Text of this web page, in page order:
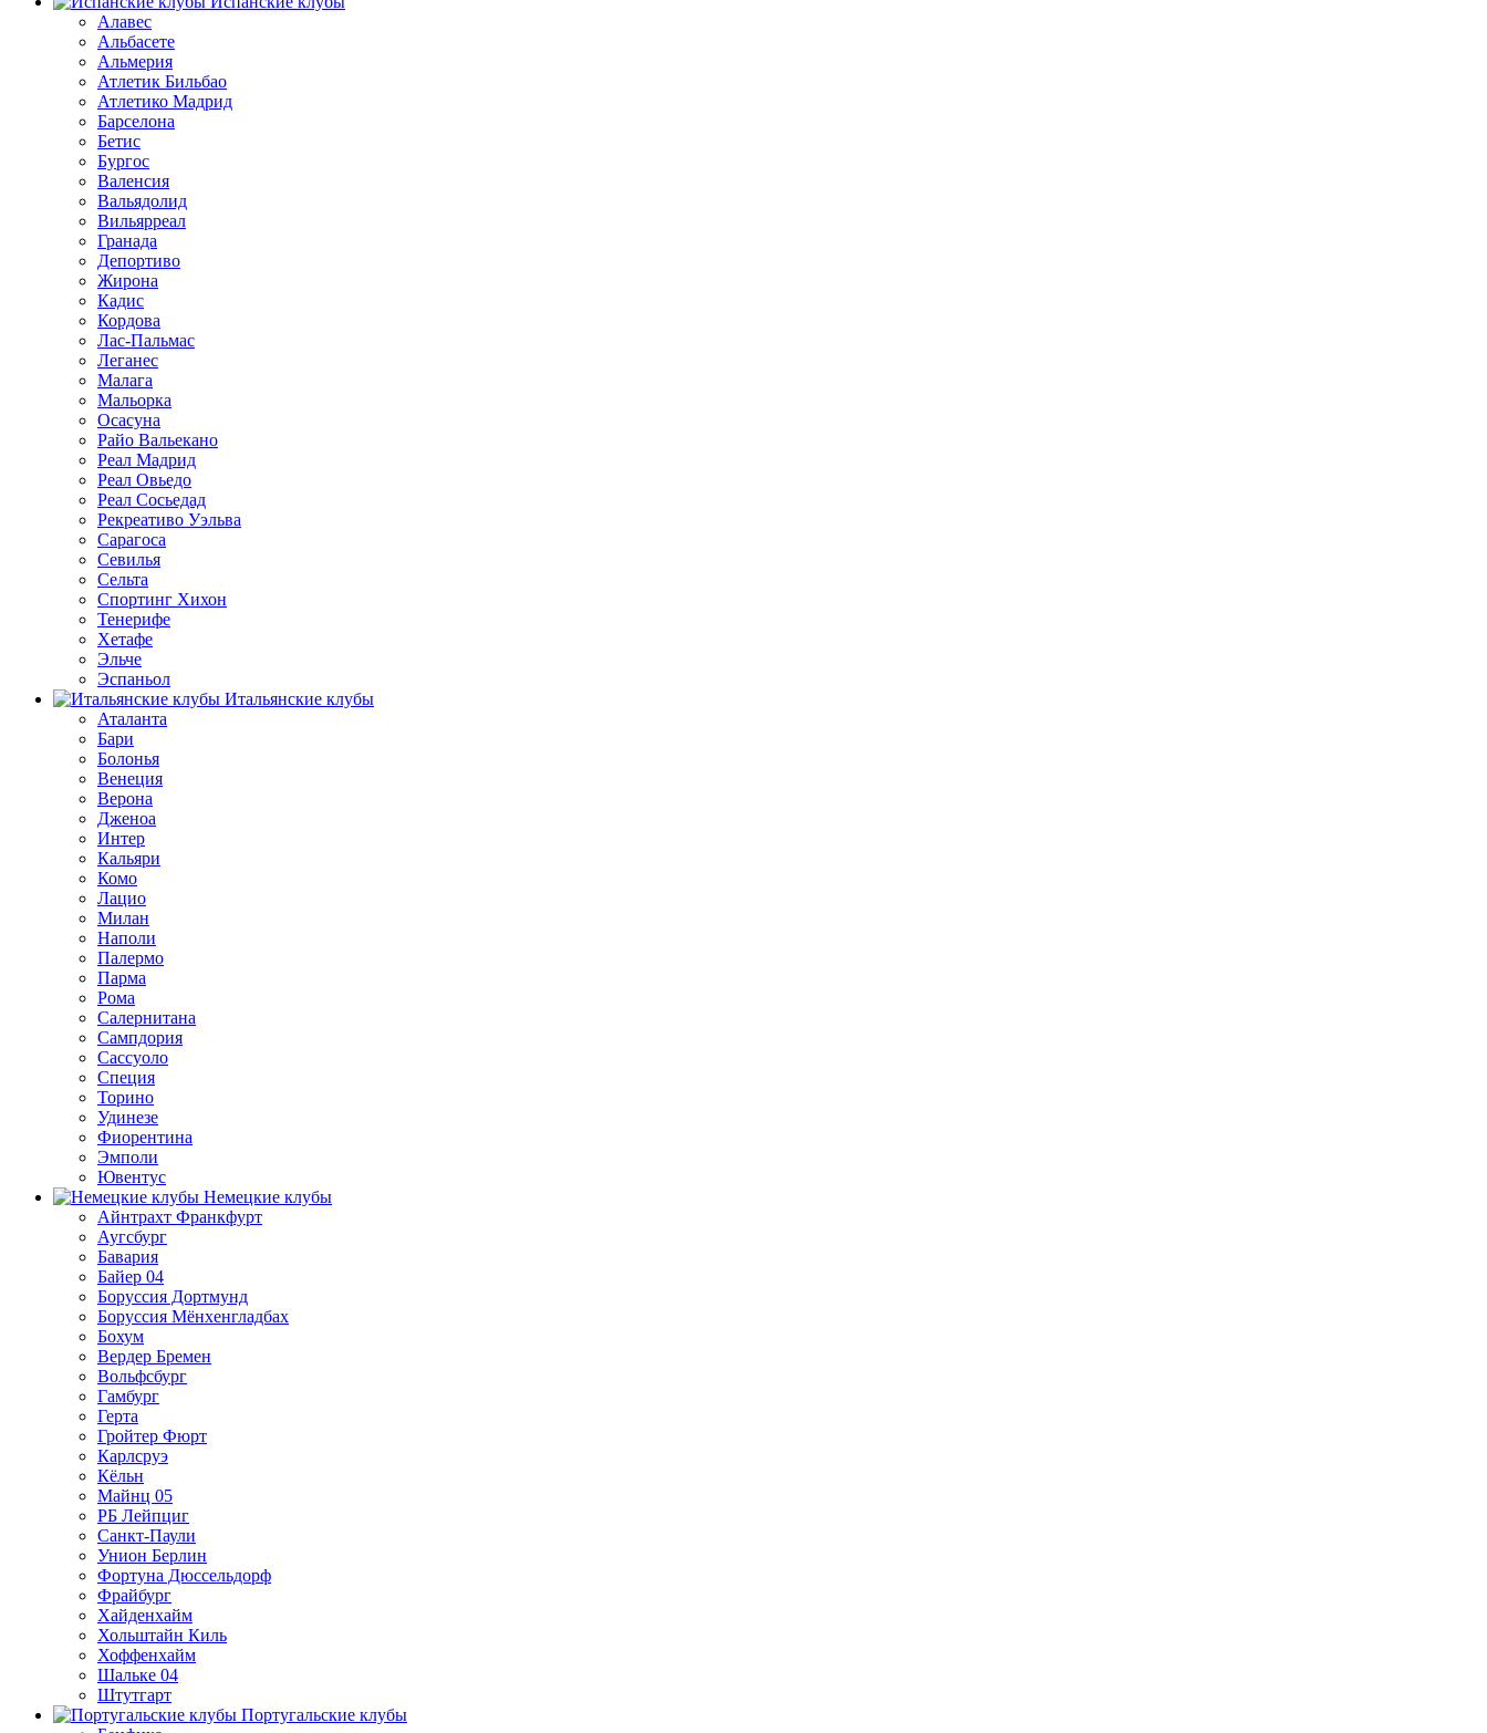
Алавес
Альбасете
Альмерия
Атлетик Бильбао
Атлетико Мадрид
Барселона
Бетис
Бургос
Валенсия
Вальядолид
Вильярреал
Гранада
Депортиво
Жирона
Кадис
Кордова
Лас-Пальмас
Леганес
Малага
Мальорка
Осасуна
Райо Вальекано
Реал Мадрид
Реал Овьедо
Реал Сосьедад
Рекреативо Уэльва
Сарагоса
Севилья
Сельта
Спортинг Хихон
Тенерифе
Хетафе
Эльче
Эспаньол
Итальянские клубы
Аталанта
Бари
Болонья
Венеция
Верона
Дженоа
Интер
Кальяри
Комо
Лацио
Милан
Наполи
Палермо
Парма
Рома
Салернитана
Сампдория
Сассуоло
Специя
Торино
Удинезе
Фиорентина
Эмполи
Ювентус
Немецкие клубы
Айнтрахт Франкфурт
Аугсбург
Бавария
Байер 04
Боруссия Дортмунд
Боруссия Мёнхенгладбах
Бохум
Вердер Бремен
Вольфсбург
Гамбург
Герта
Гройтер Фюрт
Карлсруэ
Кёльн
Майнц 05
РБ Лейпциг
Санкт-Паули
Унион Берлин
Фортуна Дюссельдорф
Фрайбург
Хайденхайм
Хольштайн Киль
Хоффенхайм
Шальке 04
Штутгарт
Португальские клубы